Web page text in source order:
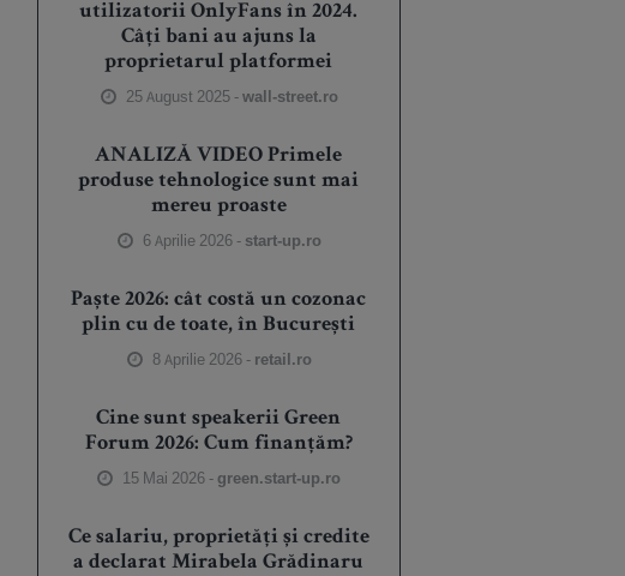
utilizatorii OnlyFans în 2024.
Câți bani au ajuns la
proprietarul platformei
25 August 2025 -wall-street.ro
ANALIZĂ VIDEO Primele
produse tehnologice sunt mai
mereu proaste
6 Aprilie 2026 - start-up.ro
Paște 2026: cât costă un cozonac
plin cu de toate, în București
8 Aprilie 2026 - retail.ro
Cine sunt speakerii Green
Forum 2026: Cum finanțăm?
15 Mai 2026 - green.start-up.ro
Ce salariu, proprietăți și credite
a declarat Mirabela Grădinaru